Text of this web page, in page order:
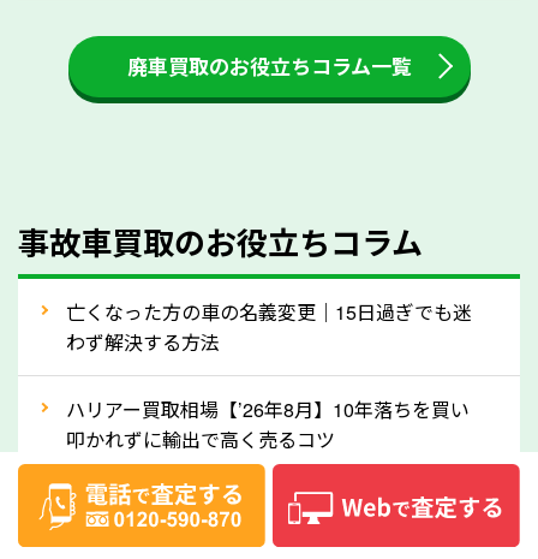
大きな汚れがない限り必要はありません。査定に影響
するケースは少ないため、そのままお持ちいただいて
あるため、まずは三重県のソコカラへ車の状態につい
てお気軽にご相談ください。
⑥車の需要が高まるタイミングで売るのも
高価買取のポイント！
買取依頼をするのもポイントです。車にも需要の高い
時期と低い時期があり、低い時期だと査定金額が抑え
めになる可能性もあります。逆に需要が高い時期であ
れば、高い価格でも買取やすくなります。一般的に新
廃車買取のお役立ちコラム一覧
事故車買取のお役立ちコラム
亡くなった方の車の名義変更｜15日過ぎでも迷
わず解決する方法
ハリアー買取相場【’26年8月】10年落ちを買い
叩かれずに輸出で高く売るコツ
ヴェルファイア買取相場【’26年8月】10年落ち
でも「輸出」で高く売るコツ